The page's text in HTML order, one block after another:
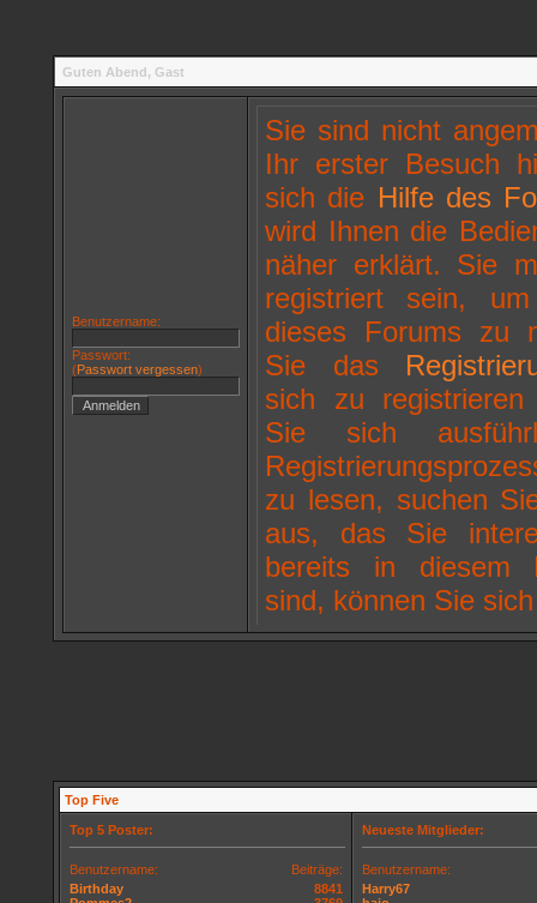
Guten Abend, Gast
Benutzername:
Passwort:
(Passwort vergessen)
Sie sind nicht
Ihr erster Besuch
sich die Hilfe des
wird Ihnen die
näher erklärt. Sie
registriert sein,
dieses Forums zu
Sie das
sich zu
Sie sich
zu lesen, suchen
aus, das Sie
bereits in diesem
sind, können Sie
Top Five
Top 5 Poster:
Benutzername:
Beiträge:
Birthday
8841
Neueste Mitglieder:
Benutzername:
Harry67